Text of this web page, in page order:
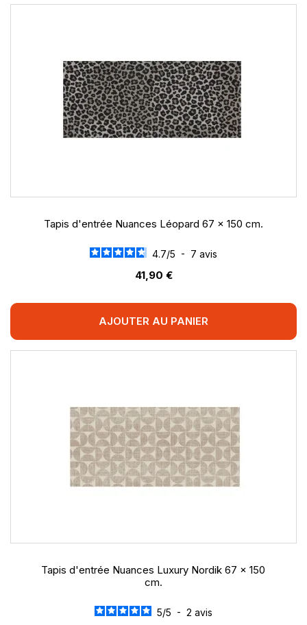
Tapis d'entrée Nuances Léopard 67 x 150 cm.
4.7/5 - 7 avis
41,90 €
AJOUTER AU PANIER
Tapis d'entrée Nuances Luxury Nordik 67 x 150
cm.
5/5 - 2 avis